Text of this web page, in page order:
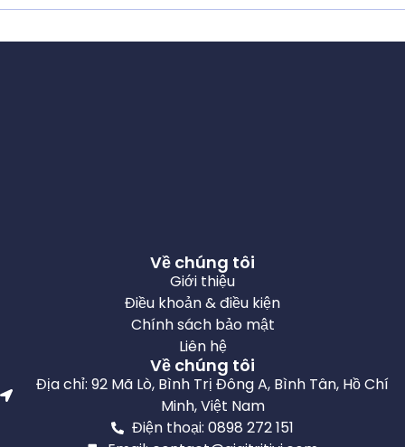
Về chúng tôi
Giới thiệu
Điều khoản & điều kiện
Chính sách bảo mật
Liên hệ
Về chúng tôi
Địa chỉ: 92 Mã Lò, Bình Trị Đông A, Bình Tân, Hồ Chí
Minh, Việt Nam
Điện thoại: 0898 272 151